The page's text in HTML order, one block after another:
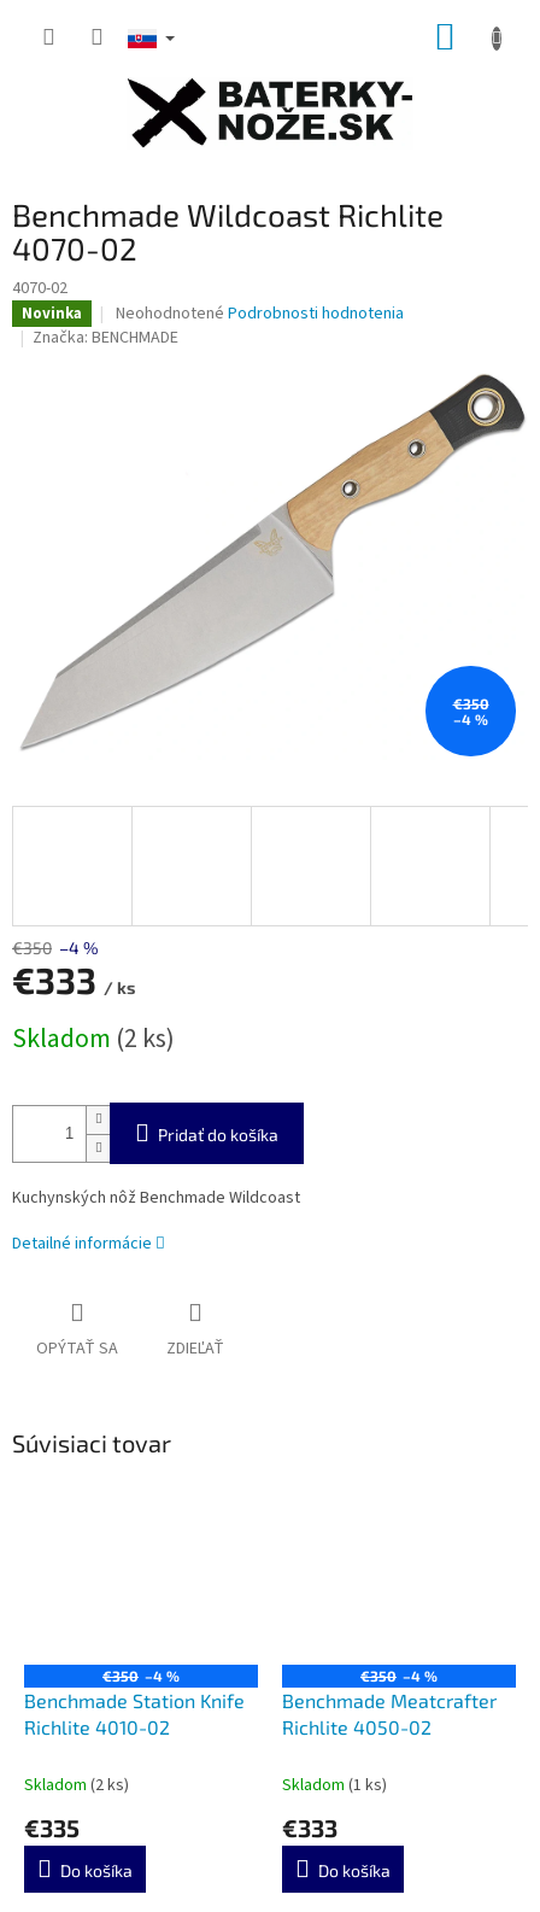
Benchmade Wildcoast Richlite
4070-02
4070-02
Novinka
Priemerné
hodnotenie
Neohodnotené Podrobnosti hodnotenia
Značka: BENCHMADE
€350
–4 %
€350 –4 %
€333 / ks
cena:
Skladom (2 ks)
Pridať do košíka
Kuchynských nôž Benchmade Wildcoast
Detailné informácie
OPÝTAŤ SA ZDIEĽAŤ
Súvisiaci tovar
€350 –4 %
Benchmade Station Knife
Richlite 4010-02
Skladom (2 ks)
€335
Do košíka
€350 –4 %
Benchmade Meatcrafter
Richlite 4050-02
Skladom (1 ks)
€333
Do košíka